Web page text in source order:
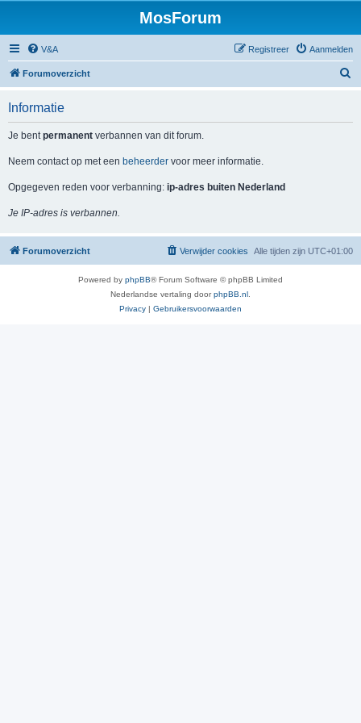
MosForum
V&A Aanmelden
Registreer
Forumoverzicht
Informatie
Je bentpermanent verbannen van dit forum.
Neem contact op met een beheerder voor meer informatie.
Opgegeven reden voor verbanning: ip-adres buiten Nederland
Je IP-adres is verbannen.
Forumoverzicht Alle tijden zijn UTC+01:00
Verwijder cookies
Powered by phpBB® Forum Software © phpBB Limited
Nederlandse vertaling doorphpBB.nl
Privacy | Gebruikersvoorwaarden